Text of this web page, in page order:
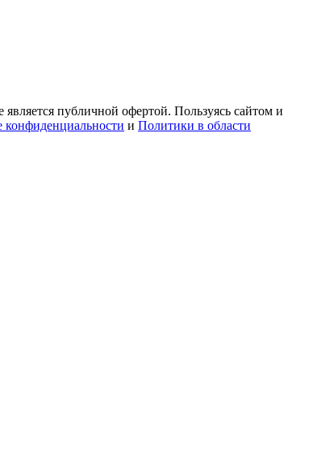
публичной офертой. Пользуясь сайтом и
конфиденциальности и Политики в области